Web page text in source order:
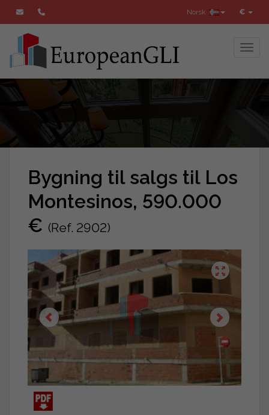
€
Norsk
Bygning til salgs til Los
Montesinos, 590.000
€ (Ref. 2902)